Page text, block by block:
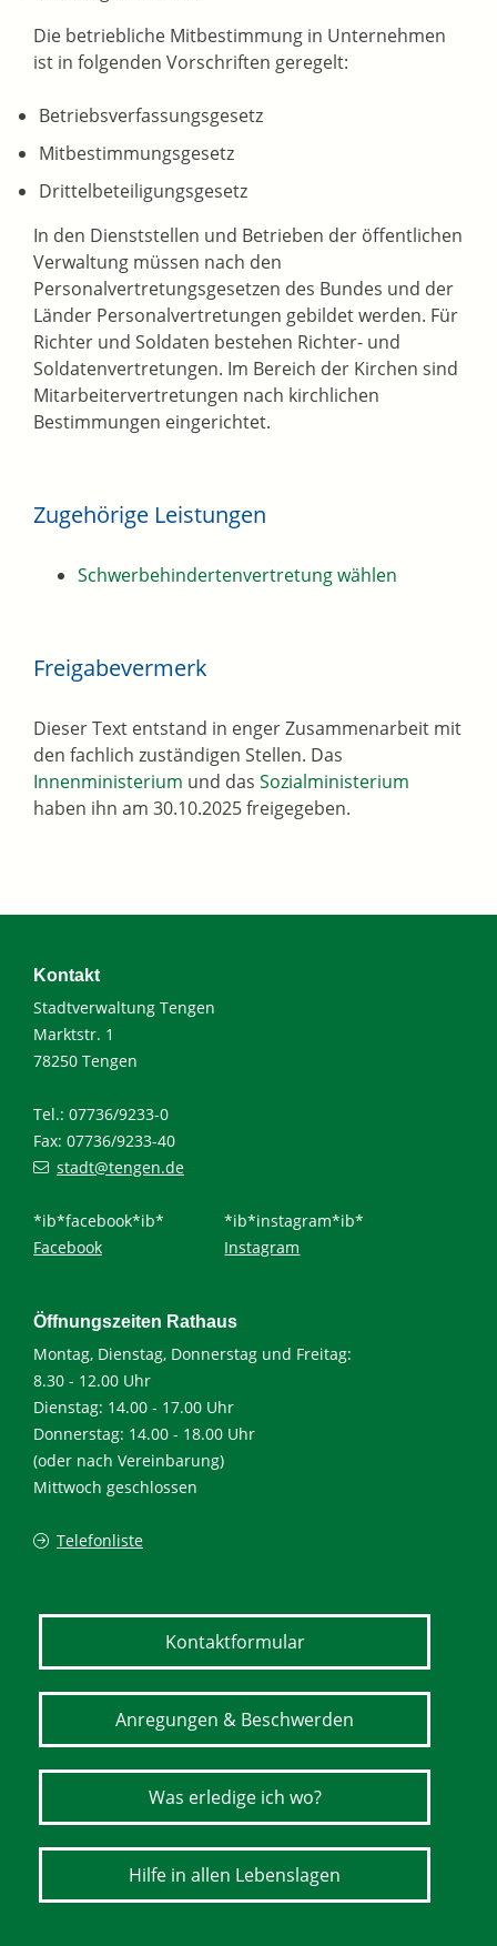
Die betriebliche Mitbestimmung in Unternehmen
ist in folgenden Vorschriften geregelt:
Betriebsverfassungsgesetz
Mitbestimmungsgesetz
Drittelbeteiligungsgesetz
In den Dienststellen und Betrieben der öffentlichen
Verwaltung müssen nach den
Personalvertretungsgesetzen des Bundes und der
Länder Personalvertretungen gebildet werden. Für
Richter und Soldaten bestehen Richter- und
Soldatenvertretungen. Im Bereich der Kirchen sind
Mitarbeitervertretungen nach kirchlichen
Bestimmungen eingerichtet.
Zugehörige Leistungen
Schwerbehindertenvertretung wählen
Freigabevermerk
Dieser Text entstand in enger Zusammenarbeit mit
den fachlich zuständigen Stellen. Das
Innenministerium und das Sozialministerium
haben ihn am 30.10.2025 freigegeben.
Kontakt
Stadtverwaltung Tengen
Marktstr. 1
78250 Tengen
Tel.: 07736/9233-0
Fax: 07736/9233-40
stadt@tengen.de
*ib*facebook*ib*
Facebook
*ib*instagram*ib*
Instagram
Öffnungszeiten Rathaus
Montag, Dienstag, Donnerstag und Freitag:
8.30 - 12.00 Uhr
Dienstag: 14.00 - 17.00 Uhr
Donnerstag: 14.00 - 18.00 Uhr
(oder nach Vereinbarung)
Mittwoch geschlossen
Telefonliste
Kontaktformular
Anregungen & Beschwerden
Was erledige ich wo?
Hilfe in allen Lebenslagen